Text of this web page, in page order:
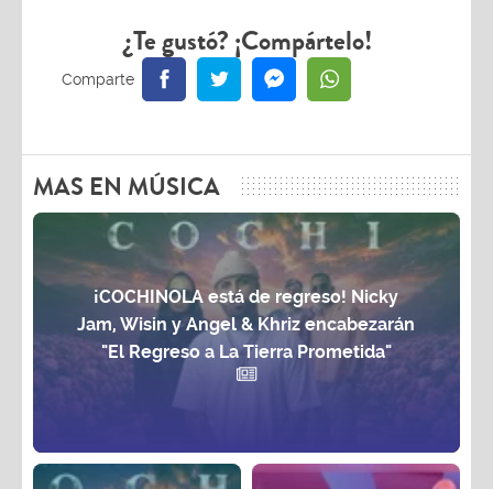
¿Te gustó? ¡Compártelo!
MAS EN MÚSICA
¡COCHINOLA está de regreso! Nicky
Jam, Wisin y Angel & Khriz encabezarán
"El Regreso a La Tierra Prometida"